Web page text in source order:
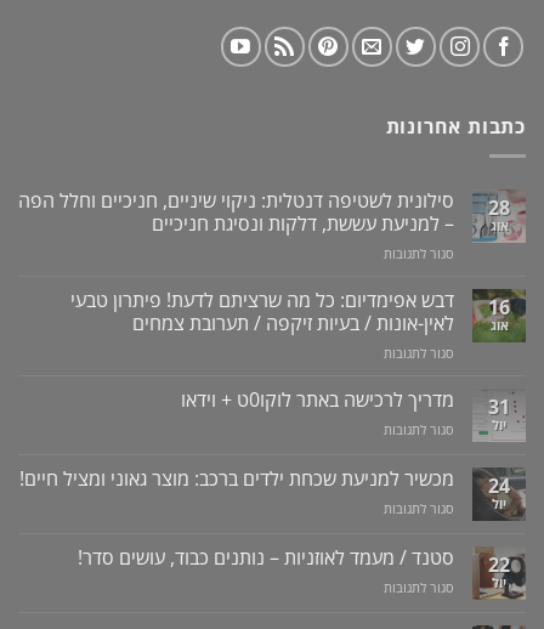
כתבות אחרונות
28
אוג
סילונית לשטיפה דנטלית: ניקוי שיניים, חניכיים וחלל הפה
– למניעת עששת, דלקות ונסיגת חניכיים
סגור לתגובות
לשטיפה
דנטלית:
ניקוי
שיניים,
וחלל
–
עששת,
16
אוג
דבש אפימדיום: כל מה שרציתם לדעת! פיתרון טבעי
לאין-אונות / בעיות זיקפה / תערובת צמחים
סגור לתגובות
אפימדיום:
מה
לדעת!
טבעי
/
31
יול
מדריך לרכישה באתר לוקו0ט + וידאו
סגור לתגובות
לרכישה
באתר
וידאו
24
יול
מכשיר למניעת שכחת ילדים ברכב: מוצר גאוני ומציל חיים!
סגור לתגובות
למניעת
שכחת
ילדים
22
יול
סטנד / מעמד לאוזניות – נותנים כבוד, עושים סדר!
סגור לתגובות